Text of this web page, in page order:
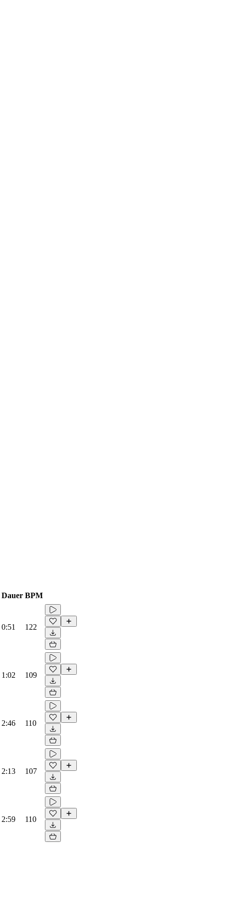
Dauer BPM
0:51 122
1:02 109
2:46 110
2:13 107
2:59 110